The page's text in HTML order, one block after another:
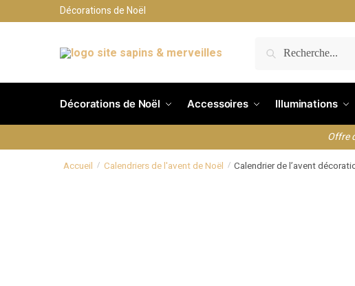
Décorations de Noël
RECHERCHE
Décorations de Noël Accessoires Illuminations
Offre
Accueil / Calendriers de l'avent de Noël / Calendrier de l’avent